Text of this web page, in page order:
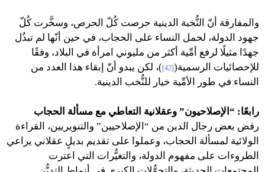
والمفارقة أنّ النُّخبة الدينية حرصت كُلّ الحرص، وسخَّرت كُلّ
جهود الدولة، لحمل النساء على الحجاب، في حين أنّها لم تبذُل
جهدًا مثيلًا لرفع أمِّية أكثر من مليوني امرأة في البلاد، وفقًا
للإحصائيات الرسمية([42]
)، لكن يبدو أنّ إبقاء هذا العدد من
النساء في طور الأمِّية خيار للنُّخب الدينية.
رابعًا: “الإصلاحيون” وعقلانية التعاطي مع مسألة الحجاب
رفض بعض رجال الدين من “الإصلاحيين” والتنويريين، القراءة
الولائية لمسألة الحجاب، وعملوا على تقديم بديلٍ عقلاني يراعي
الطروءات على مفهوم الدولة، والتغيُّرات التي اعترت